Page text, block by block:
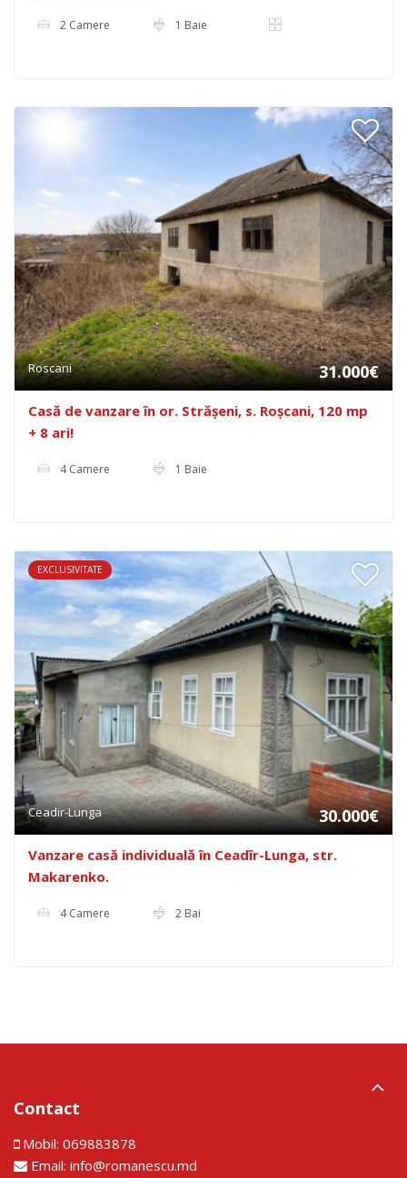
2 Camere 1 Baie
Roscani 31.000€
Casă de vanzare în or. Strășeni, s. Roșcani, 120 mp
+ 8 ari!
4 Camere 1 Baie
EXCLUSIVITATE
Ceadir-Lunga 30.000€
Vanzare casă individuală în Ceadîr-Lunga, str.
Makarenko.
4 Camere 2 Bai
Contact
Mobil: 069883878
Email: info@romanescu.md